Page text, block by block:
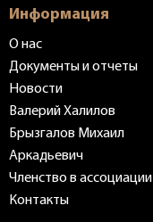
Информация
О нас
Документы и отчеты
Новости
Валерий Халилов
Брызгалов Михаил
Аркадьевич
Членство в ассоциации
Контакты